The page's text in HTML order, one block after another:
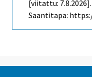
[viitattu: 7.8.2026].
Saantitapa: